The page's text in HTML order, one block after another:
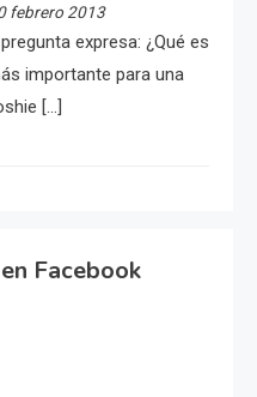
febrero 2013
expresa: ¿Qué es
importante para una
[…]
Facebook